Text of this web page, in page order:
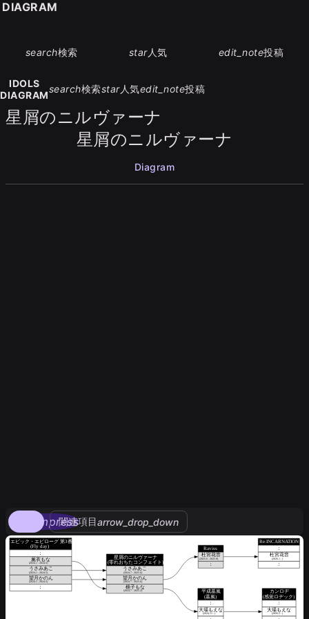
search検索 star人気 edit_note投稿
IDOLS
DIAGRAM
search検索star人気edit_note投稿
星屑のニルヴァーナ
星屑のニルヴァーナ
Diagram
compress
関連項目arrow_drop_down